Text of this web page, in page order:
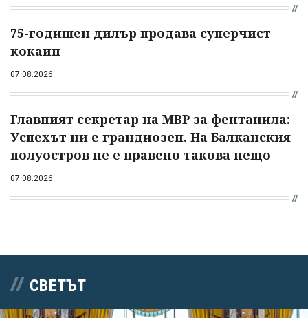
75-годишен дилър продава суперчист
кокаин
07.08.2026
Главният секретар на МВР за фентанила:
Успехът ни е грандиозен. На Балканския
полуостров не е правено такова нещо
07.08.2026
СВЕТЪТ